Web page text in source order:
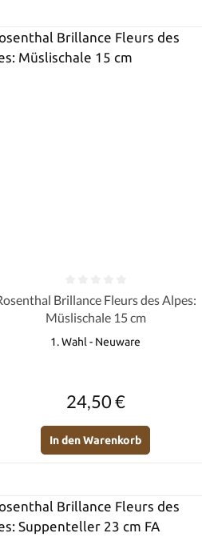
Bewertung von
Brillance Fleurs des Alpes:
Müslischale 15 cm
1. Wahl - Neuware
24,50 €
In den Warenkorb